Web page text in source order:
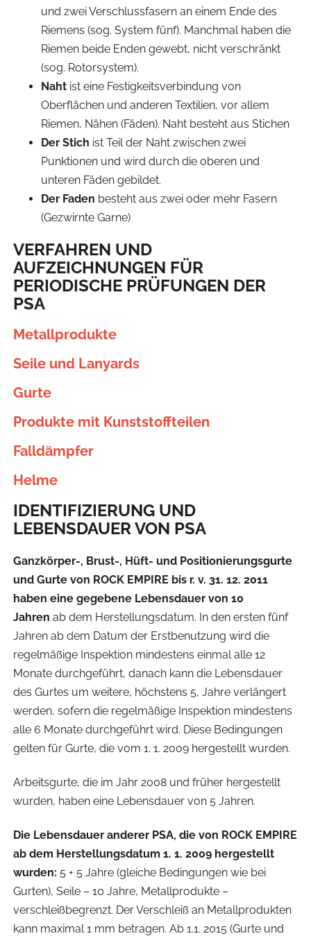
und zwei Verschlussfasern an einem Ende des
Riemens (sog. System fünf). Manchmal haben die
Riemen beide Enden gewebt, nicht verschränkt
(sog. Rotorsystem).
Naht ist eine Festigkeitsverbindung von
Oberflächen und anderen Textilien, vor allem
Riemen, Nähen (Fäden). Naht besteht aus Stichen
Der Stich ist Teil der Naht zwischen zwei
Punktionen und wird durch die oberen und
unteren Fäden gebildet.
Der Faden besteht aus zwei oder mehr Fasern
(Gezwirnte Garne)
VERFAHREN UND
AUFZEICHNUNGEN FÜR
PERIODISCHE PRÜFUNGEN DER
PSA
Metallprodukte
Seile und Lanyards
Gurte
Produkte mit Kunststoffteilen
Falldämpfer
Helme
IDENTIFIZIERUNG UND
LEBENSDAUER VON PSA
Ganzkörper-, Brust-, Hüft- und Positionierungsgurte
und Gurte von ROCK EMPIRE bis r. v. 31. 12. 2011
haben eine gegebene Lebensdauer von 10
Jahren ab dem Herstellungsdatum. In den ersten fünf
Jahren ab dem Datum der Erstbenutzung wird die
regelmäßige Inspektion mindestens einmal alle 12
Monate durchgeführt, danach kann die Lebensdauer
des Gurtes um weitere, höchstens 5, Jahre verlängert
werden, sofern die regelmäßige Inspektion mindestens
alle 6 Monate durchgeführt wird. Diese Bedingungen
gelten für Gurte, die vom 1. 1. 2009 hergestellt wurden.
Arbeitsgurte, die im Jahr 2008 und früher hergestellt
wurden, haben eine Lebensdauer von 5 Jahren.
Die Lebensdauer anderer PSA, die von ROCK EMPIRE
ab dem Herstellungsdatum 1. 1. 2009 hergestellt
wurden: 5 + 5 Jahre (gleiche Bedingungen wie bei
Gurten), Seile – 10 Jahre, Metallprodukte –
verschleißbegrenzt. Der Verschleiß an Metallprodukten
kann maximal 1 mm betragen. Ab 1.1. 2015 (Gurte und